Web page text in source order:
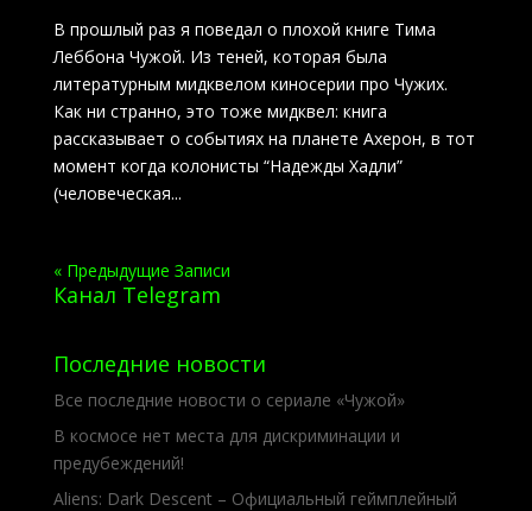
В прошлый раз я поведал о плохой книге Тима
Леббона Чужой. Из теней, которая была
литературным мидквелом киносерии про Чужих.
Как ни странно, это тоже мидквел: книга
рассказывает о событиях на планете Ахерон, в тот
момент когда колонисты “Надежды Хадли”
(человеческая...
« Предыдущие Записи
Канал Telegram
Последние новости
Все последние новости о сериале «Чужой»
В космосе нет места для дискриминации и
предубеждений!
Aliens: Dark Descent – Официальный геймплейный